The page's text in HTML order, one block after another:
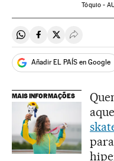
Tóquio -
Compartir en Whatsapp
Compartir en
Compartir en
Añadir EL PAÍS en Google
MAIS INFORMAÇÕES